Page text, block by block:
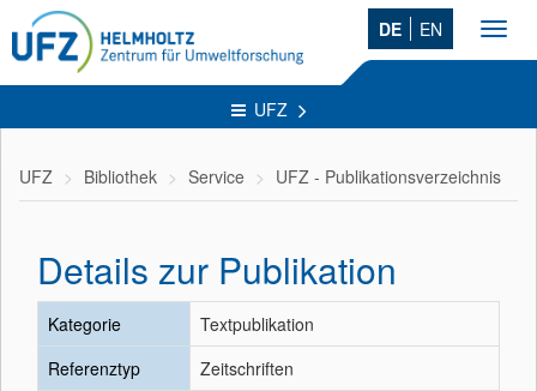
DE EN
UFZ
UFZ Bibliothek Service UFZ - Publikationsverzeichnis
Details zur Publikation
Kategorie
Textpublikation
Referenztyp
Zeitschriften